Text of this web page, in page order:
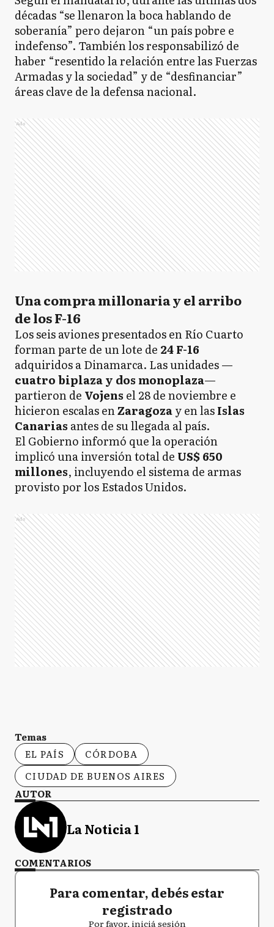
décadas “se llenaron la boca hablando de
soberanía” pero dejaron “un país pobre e
indefenso”. También los responsabilizó de
haber “resentido la relación entre las Fuerzas
Armadas y la sociedad” y de “desfinanciar”
áreas clave de la defensa nacional.
Ads
Una compra millonaria y el arribo
de los F-16
Los seis aviones presentados en Río Cuarto
forman parte de un lote de 24 F-16
adquiridos a Dinamarca. Las unidades —
cuatro biplaza y dos monoplaza—
partieron de Vojens el 28 de noviembre e
hicieron escalas enZaragozay en lasIslas
Canarias antes de su llegada al país.
El Gobierno informó que la operación
implicó una inversión total de US$ 650
millones, incluyendo el sistema de armas
provisto por los Estados Unidos.
Ads
Temas
EL PAÍS
CÓRDOBA
CIUDAD DE BUENOS AIRES
AUTOR
La Noticia 1
COMENTARIOS
Para comentar, debés estar
registrado
Por favor, iniciá sesión